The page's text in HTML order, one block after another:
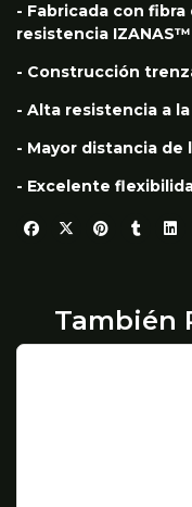
- Fabricada con
resistencia IZANAS™
- Construcción
- Alta resistencia a
- Mayor distancia de
- Excelente
También